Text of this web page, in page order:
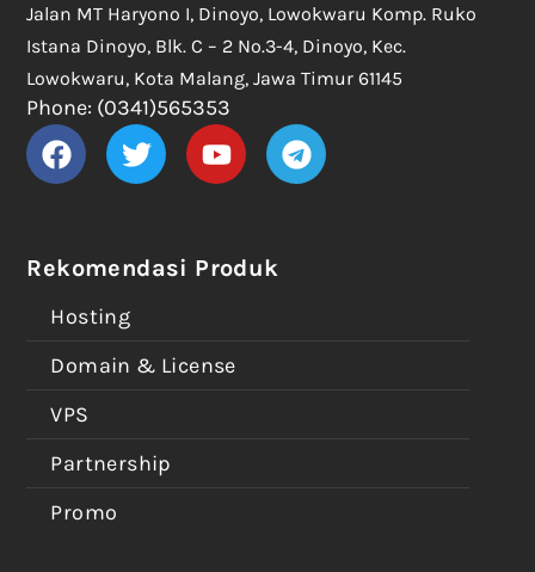
Rekomendasi Produk
Hosting
Domain & License
VPS
Partnership
Promo
Jalan MT Haryono I, Dinoyo, Lowokwaru Komp. Ruko
Istana Dinoyo, Blk. C – 2 No.3-4, Dinoyo, Kec.
Lowokwaru, Kota Malang, Jawa Timur 61145
Phone: (0341)565353